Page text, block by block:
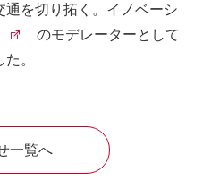
通を切り拓く。イノベーシ
のモデレーターとして
た。
一覧へ